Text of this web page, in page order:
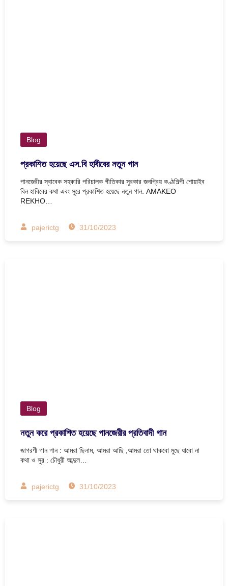
Blog
প্রকাশিত হয়েছে এস.বি হাবীবের নতুন গান
পানজেরীর স্বাবেক সহকারি পরিচালক গীতিকার সুরকার জনপ্রিয় কণ্ঠশিল্পী শোয়াইব
বিন হাবিবের কথা এবং সুরে প্রকাশিত হয়েছে নতুন গান. AMAKEO
REKHO…
pajerictg 31/10/2023
Blog
নতুন করে প্রকাশিত হয়েছে পানজেরীর প্রতিবাদী গান
জাগরণী গান গান : আমরা ছিলাম, আমরা আছি ,আমরা তো থাকবো মুছে যাবো না
কথা ও সুর : চৌধুরী আব্দুল…
pajerictg 31/10/2023